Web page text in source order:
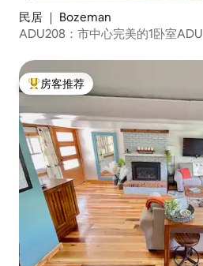
民居 ｜ Bozeman
ADU208：市中心完美的1卧室ADU
热门「房客推荐」
房客推荐